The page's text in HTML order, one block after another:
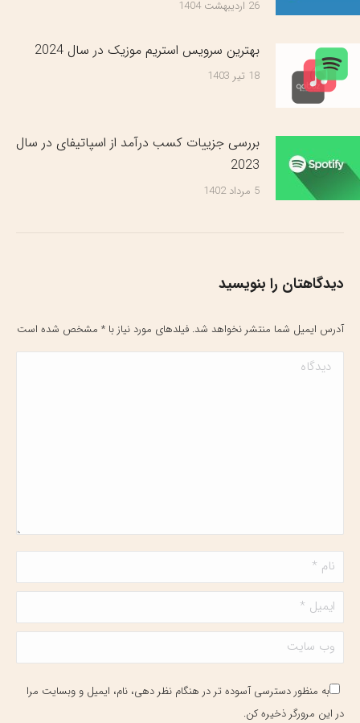
26 اردیبهشت 1404
بهترین سرویس‌ استریم موزیک در سال 2024
18 تیر 1403
بررسی جزییات کسب درآمد از اسپاتیفای در سال
2023
5 مرداد 1402
دیدگاهتان را بنویسید
آدرس ایمیل شما منتشر نخواهد شد. فیلدهای مورد نیاز با * مشخص شده است
دیدگاه
نام *
ایمیل *
وب سایت
به منظور دسترسی آسوده تر در هنگام نظر دهی، نام، ایمیل و وبسایت مرا
در این مرورگر ذخیره کن.